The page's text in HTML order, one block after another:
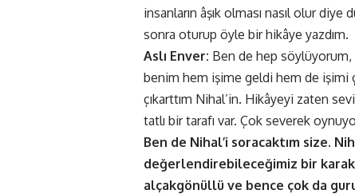
insanların âşık olması nasıl olur
sonra oturup öyle bir hikâye yazdım.
Aslı Enver: Ben de hep söylüyorum,
benim hem işime geldi hem de işimi
çıkarttım Nihal’in. Hikâyeyi zaten
tatlı bir tarafı var. Çok severek
Ben de Nihal’i soracaktım size.
değerlendirebileceğimiz bir
alçakgönüllü ve bence çok da